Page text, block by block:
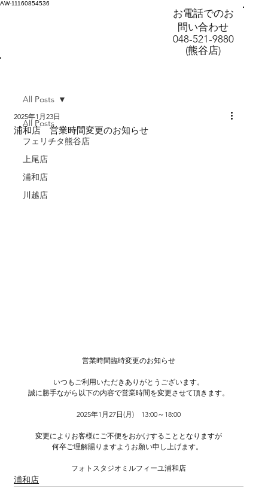
AW-11160854536
お電話でのお
問い合わせ
048-521-9880
(熊谷店)
All Posts
フェリチタ熊谷店
上尾店
浦和店
川越店
All Posts
浦和店 営業時間変更のお知らせ
2025年1月23日
営業時間臨時変更のお知らせ
いつもご利用いただきありがとうございます。
誠に勝手ながら以下の内容で営業時間を変更させて頂きます。
2025年1月27日(月)　13:00～18:00
変更によりお客様にご不便をおかけすることとなりますが
何卒ご理解賜りますようお願い申し上げます。
フォトスタジオミルフィーユ浦和店
浦和店